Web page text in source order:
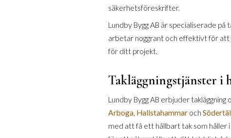
säkerhetsföreskrifter.
Lundby Bygg AB är specialiserade
arbetar noggrant och effektivt för att
för ditt projekt.
Takläggningstjänster i
Lundby Bygg AB erbjuder
Arboga, Hallstahammar och
med att få ett hållbart tak som håller